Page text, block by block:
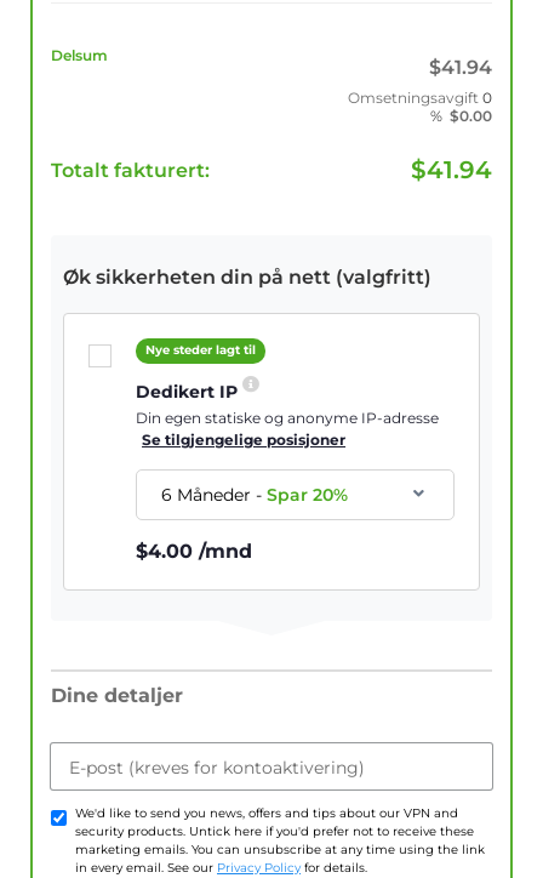
Delsum
$41.94
Omsetningsavgift 0
% $0.00
Totalt fakturert: $41.94
Øk sikkerheten din på nett (valgfritt)
Nye steder lagt til
Dedikert IP
Din egen statiske og anonyme IP-adresse
Se tilgjengelige posisjoner
6 Måneder-Spar20%
$4.00 /mnd
Dine detaljer
E-post (kreves for kontoaktivering)
We'd like to send you news, offers and tips about our VPN and
security products. Untick here if you'd prefer not to receive these
marketing emails. You can unsubscribe at any time using the link
in every email. See our Privacy Policy for details.